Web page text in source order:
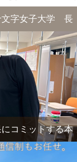
字女子大学 長
コミットする本